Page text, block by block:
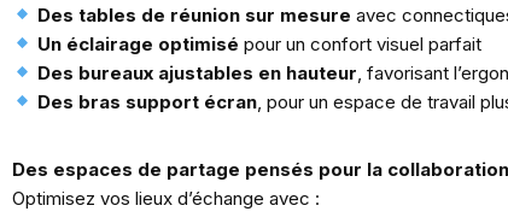
Des tables de réunion sur mesure avec
Un éclairage optimisé pour un confort visuel parfait
Des bureaux ajustables en hauteur, favorisant
Des bras support écran, pour un espace de travail
Des espaces de partage pensés pour la collaboration
Optimisez vos lieux d’échange avec :